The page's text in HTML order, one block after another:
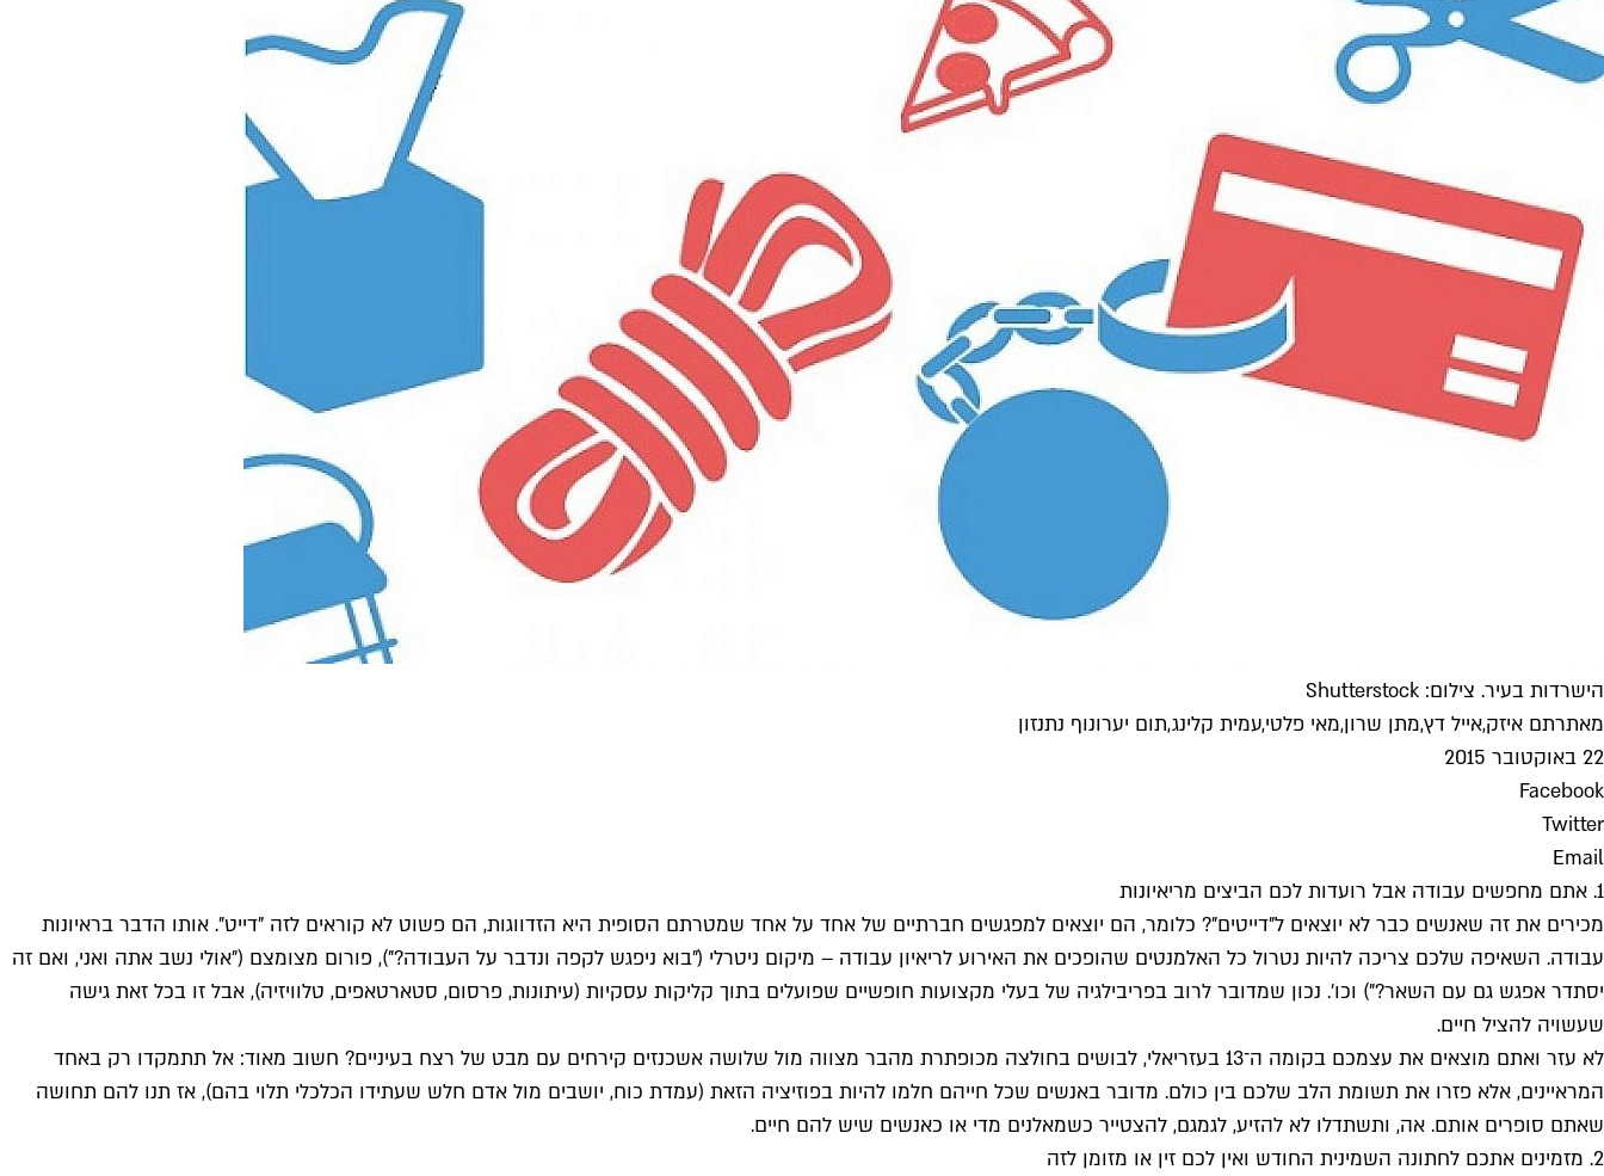
הישרדות בעיר. צילום: Shutterstock
מאתרתם איזק,אייל דץ,מתן שרון,מאי פלטי,עמית קלינג,תום יערונוף נתנזון
22 באוקטובר 2015
Facebook
Twitter
Email
1. אתם מחפשים עבודה אבל רועדות לכם הביצים מריאיונות
מכירים את זה שאנשים כבר לא יוצאים ל"דייטים"? כלומר, הם יוצאים למפגשים חברתיים של אחד על אחד שמטרתם הסופית היא הזדווגות, הם פשוט לא קוראים לזה "דייט". אותו הדבר בראיונות
עבודה. השאיפה שלכם צריכה להיות נטרול כל האלמנטים שהופכים את האירוע לריאיון עבודה – מיקום ניטרלי ("בוא ניפגש לקפה ונדבר על העבודה?"), פורום מצומצם ("אולי נשב אתה ואני, ואם זה
יסתדר אפגש גם עם השאר?") וכו'. נכון שמדובר לרוב בפריבילגיה של בעלי מקצועות חופשיים שפועלים בתוך קליקות עסקיות (עיתונות, פרסום, סטארטאפים, טלוויזיה), אבל זו בכל זאת גישה
שעשויה להציל חיים.
לא עזר ואתם מוצאים את עצמכם בקומה ה־13 בעזריאלי, לבושים בחולצה מכופתרת מהבר מצווה מול שלושה אשכנזים קירחים עם מבט של רצח בעיניים? חשוב מאוד: אל תתמקדו רק באחד
המראיינים, אלא פזרו את תשומת הלב שלכם בין כולם. מדובר באנשים שכל חייהם חלמו להיות בפוזיציה הזאת (עמדת כוח, יושבים מול אדם חלש שעתידו הכלכלי תלוי בהם), אז תנו להם תחושה
שאתם סופרים אותם. אה, ותשתדלו לא להזיע, לגמגם, להצטייר כשמאלנים מדי או כאנשים שיש להם חיים.
2. מזמינים אתכם לחתונה השמינית החודש ואין לכם זין או מזומן לזה